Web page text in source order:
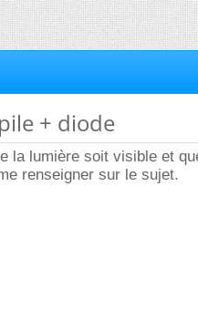
+ diode
la lumière soit visible et
renseigner sur le sujet.